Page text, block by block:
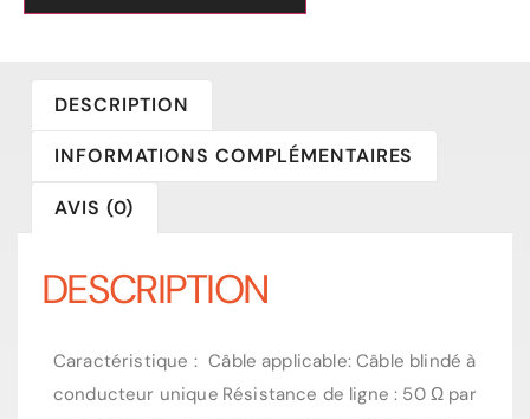
DESCRIPTION
INFORMATIONS COMPLÉMENTAIRES
AVIS (0)
DESCRIPTION
Caractéristique : Câble applicable:Câble blindé à
conducteur unique Résistance de ligne : 50 Ω par